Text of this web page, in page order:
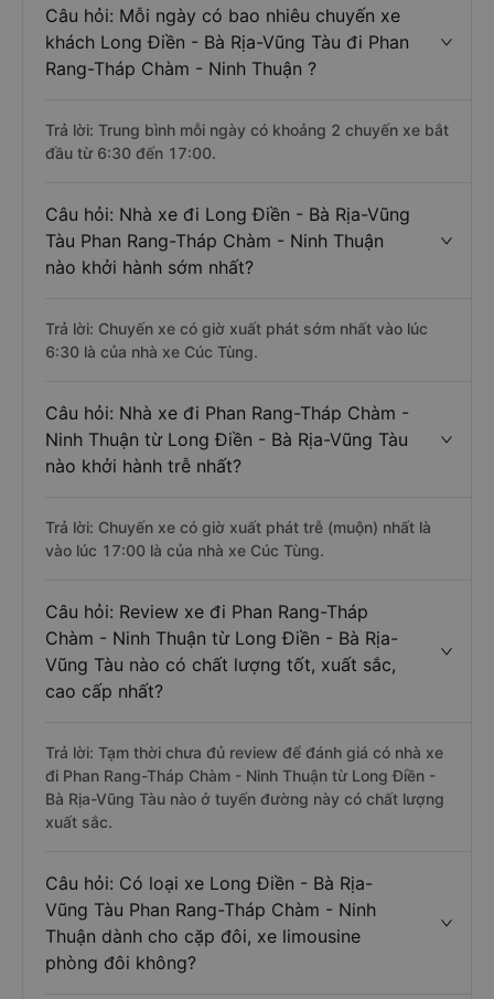
Câu hỏi: Mỗi ngày có bao nhiêu chuyến xe
khách Long Điền - Bà Rịa-Vũng Tàu đi Phan
Rang-Tháp Chàm - Ninh Thuận ?
Trả lời: Trung bình mỗi ngày có khoảng 2 chuyến xe bắt
đầu từ 6:30 đến 17:00.
Câu hỏi: Nhà xe đi Long Điền - Bà Rịa-Vũng
Tàu Phan Rang-Tháp Chàm - Ninh Thuận
nào khởi hành sớm nhất?
Trả lời: Chuyến xe có giờ xuất phát sớm nhất vào lúc
6:30 là của nhà xe Cúc Tùng.
Câu hỏi: Nhà xe đi Phan Rang-Tháp Chàm -
Ninh Thuận từ Long Điền - Bà Rịa-Vũng Tàu
nào khởi hành trễ nhất?
Trả lời: Chuyến xe có giờ xuất phát trễ (muộn) nhất là
vào lúc 17:00 là của nhà xe Cúc Tùng.
Câu hỏi: Review xe đi Phan Rang-Tháp
Chàm - Ninh Thuận từ Long Điền - Bà Rịa-
Vũng Tàu nào có chất lượng tốt, xuất sắc,
cao cấp nhất?
Trả lời: Tạm thời chưa đủ review để đánh giá có nhà xe
đi Phan Rang-Tháp Chàm - Ninh Thuận từ Long Điền -
Bà Rịa-Vũng Tàu nào ở tuyến đường này có chất lượng
xuất sắc.
Câu hỏi: Có loại xe Long Điền - Bà Rịa-
Vũng Tàu Phan Rang-Tháp Chàm - Ninh
Thuận dành cho cặp đôi, xe limousine
phòng đôi không?